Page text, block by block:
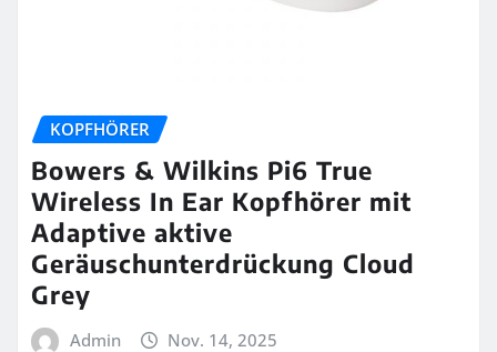
KOPFHÖRER
Bowers & Wilkins Pi6 True
Wireless In Ear Kopfhörer mit
Adaptive aktive
Geräuschunterdrückung Cloud
Grey
Admin Nov. 14, 2025